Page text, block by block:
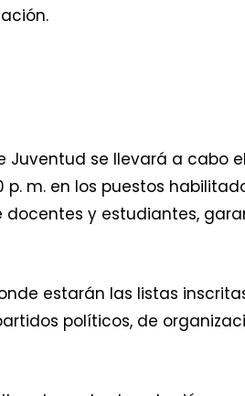
Juventud se llevará a cabo
m. en los puestos
y estudiantes,
estarán las listas
políticos, de